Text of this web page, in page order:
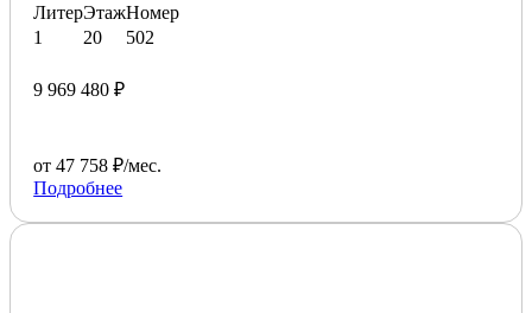
Литер
1
Этаж
20
Номер
502
9 969 480 ₽
от 47 758 ₽/мес.
Подробнее